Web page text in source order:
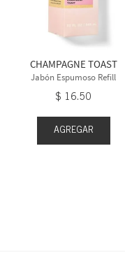
CHAMPAGNE TOAST
Jabón Espumoso Refill
$ 16.50
AGREGAR